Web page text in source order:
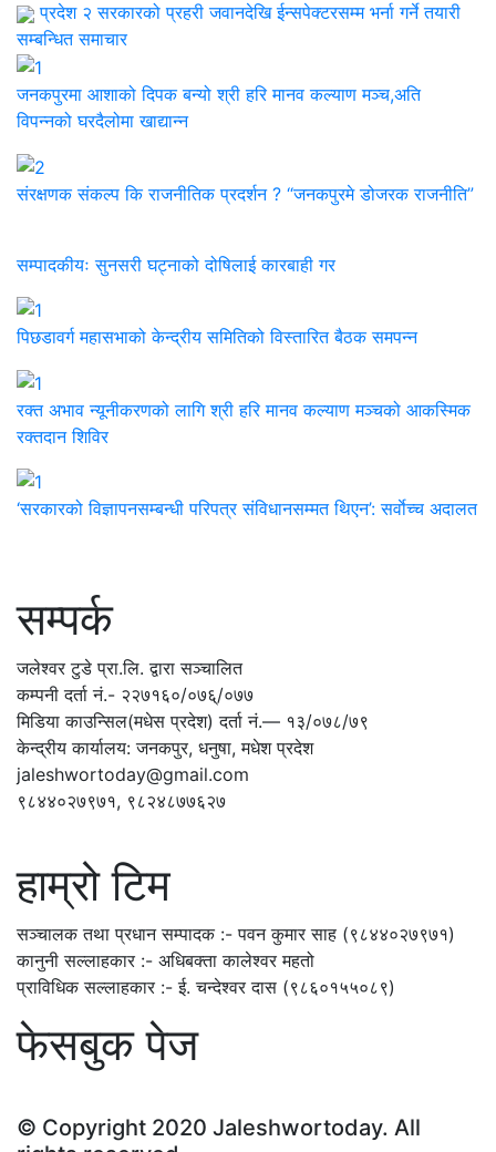
प्रदेश २ सरकारको प्रहरी जवानदेखि ईन्सपेक्टरसम्म भर्ना गर्ने तयारी
सम्बन्धित समाचार
जनकपुरमा आशाको दिपक बन्यो श्री हरि मानव कल्याण मञ्च,अति
विपन्नको घरदैलोमा खाद्यान्न
संरक्षणक संकल्प कि राजनीतिक प्रदर्शन ? “जनकपुरमे डोजरक राजनीति”
सम्पादकीयः सुनसरी घट्नाको दोषिलाई कारबाही गर
पिछडावर्ग महासभाको केन्द्रीय समितिको विस्तारित बैठक समपन्न
रक्त अभाव न्यूनीकरणको लागि श्री हरि मानव कल्याण मञ्चको आकस्मिक
रक्तदान शिविर
‘सरकारको विज्ञापनसम्बन्धी परिपत्र संविधानसम्मत थिएन’: सर्वाेच्च अदालत
सम्पर्क
जलेश्वर टुडे प्रा.लि. द्वारा सञ्चालित
कम्पनी दर्ता नं.- २२७१६०/०७६्/०७७
मिडिया काउन्सिल(मधेस प्रदेश) दर्ता नं.— १३/०७८/७९
केन्द्रीय कार्यालय: जनकपुर, धनुषा, मधेश प्रदेश
jaleshwortoday@gmail.com
९८४४०२७९७१, ९८२४८७७६२७
हाम्रो टिम
सञ्चालक तथा प्रधान सम्पादक :- पवन कुमार साह (९८४४०२७९७१)
कानुनी सल्लाहकार :- अधिबक्ता कालेश्वर महतो
प्राविधिक सल्लाहकार :- ई. चन्देश्वर दास (९८६०१५५०८९)
फेसबुक पेज
© Copyright 2020 Jaleshwortoday. All